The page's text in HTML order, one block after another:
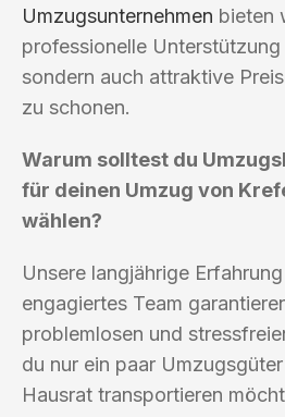
Umzugsunternehmen bieten
professionelle
sondern auch attraktive
zu schonen.
Warum solltest du
für deinen Umzug von
wählen?
Unsere langjährige
engagiertes Team
problemlosen und
du nur ein paar
Hausrat transportieren